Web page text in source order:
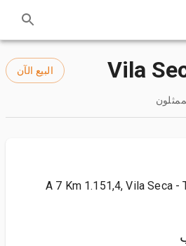
Vila البيع الآن
A 7 Km 1.151,4, Vila Seca -